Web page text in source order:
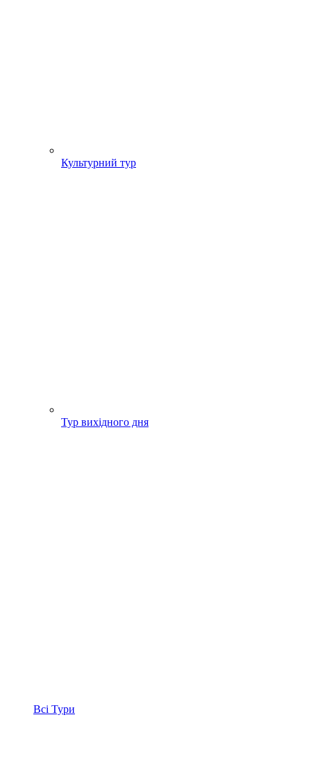
Культурний тур
Тур вихідного дня
Всі Тури